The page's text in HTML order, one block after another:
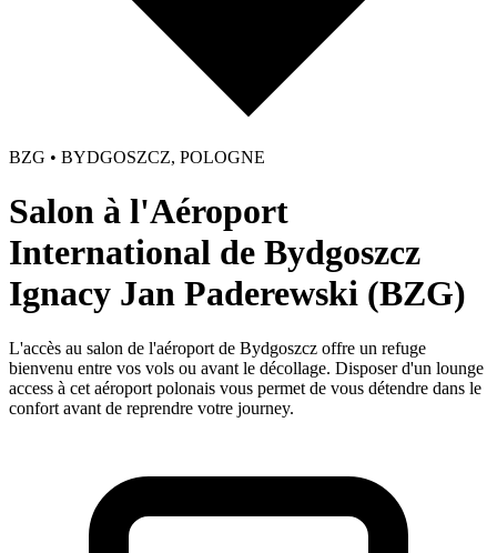
BZG • BYDGOSZCZ, POLOGNE
Salon à l'Aéroport
International de Bydgoszcz
Ignacy Jan Paderewski (BZG)
L'accès au salon de l'aéroport de Bydgoszcz offre un refuge
bienvenu entre vos vols ou avant le décollage. Disposer d'un lounge
access à cet aéroport polonais vous permet de vous détendre dans le
confort avant de reprendre votre journey.